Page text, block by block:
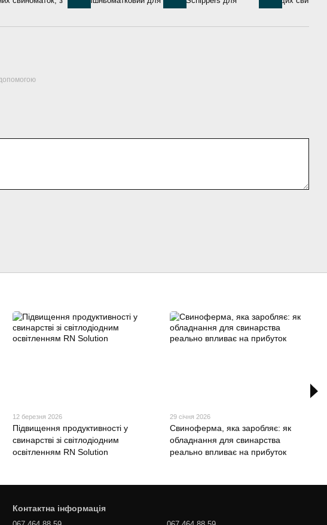
12 березня 2026
Підвищення продуктивності у
свинарстві зі світлодіодним
освітленням RN Solution
29 січня 2026
Свиноферма, яка заробляє: як
обладнання для свинарства
реально впливає на прибуток
Контактна інформація